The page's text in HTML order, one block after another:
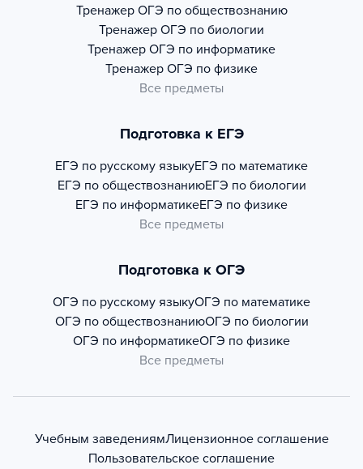
Тренажер ОГЭ по обществознанию
Тренажер ОГЭ по биологии
Тренажер ОГЭ по информатике
Тренажер ОГЭ по физике
Все предметы
Подготовка к ЕГЭ
ЕГЭ по русскому языкуЕГЭ по математике
ЕГЭ по обществознаниюЕГЭ по биологии
ЕГЭ по информатикеЕГЭ по физике
Все предметы
Подготовка к ОГЭ
ОГЭ по русскому языкуОГЭ по математике
ОГЭ по обществознаниюОГЭ по биологии
ОГЭ по информатикеОГЭ по физике
Все предметы
Учебным заведениямЛицензионное соглашение
Пользовательское соглашение